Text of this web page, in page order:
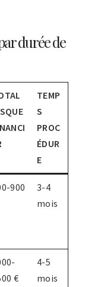
durée de
TEMP
S
PROC
ÉDUR
E
900
3-4
mois
€
4-5
mois